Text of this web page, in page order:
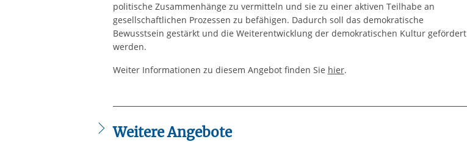
politische Zusammenhänge zu vermitteln und sie zu einer aktiven Teilhabe an
gesellschaftlichen Prozessen zu befähigen. Dadurch soll das demokratische
Bewusstsein gestärkt und die Weiterentwicklung der demokratischen Kultur gefördert
werden.
Weiter Informationen zu diesem Angebot finden Sie hier.
Weitere Angebote